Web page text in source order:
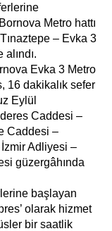
Metro hattı
Tınaztepe – Evka 3
Evka 3 Metro
16 dakikalık sefer
Eylül
Caddesi –
Caddesi –
Adliyesi –
güzergâhında
başlayan
olarak hizmet
bir saatlik